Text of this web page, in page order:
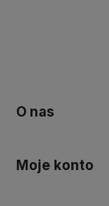
O nas
Moje konto